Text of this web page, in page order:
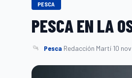
PESCA
PESCA EN LA
Pesca·Redacción Martí·10